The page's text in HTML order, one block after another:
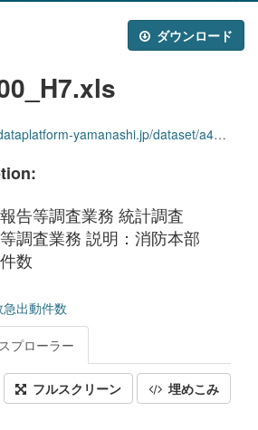
ダウンロード
e30f-4e6f-ba8f-8a4c16185c2d/resource/a710881f-4a1a-4b8c-83e4-d9fa127cdc02/download/edqb02000_h7.xls
告等調査業務 統計調査
調査業務 説明：消防本部
数
出動件数
プローラー
フルスクリーン 埋めこみ